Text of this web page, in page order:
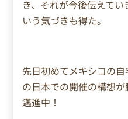
き、それが今後伝えて
いう気づきも得た。
先日初めてメキシコの
の日本での開催の構想
邁進中！